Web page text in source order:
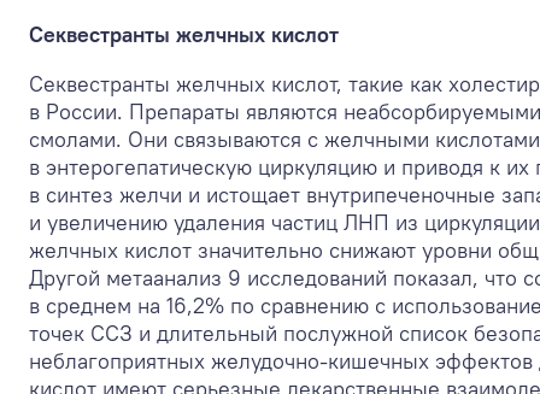
Секвестранты желчных кислот
Секвестранты желчных кислот, такие как
в России. Препараты являются
смолами. Они связываются с желчными
в энтерогепатическую циркуляцию и приводя к
в синтез желчи и истощает внутрипеченочные
и увеличению удаления частиц ЛНП из
желчных кислот значительно снижают уровни
Другой метаанализ 9 исследований показал,
в среднем на 16,2% по сравнению с
точек ССЗ и длительный послужной список
неблагоприятных желудочно-кишечных
кислот имеют серьезные лекарственные